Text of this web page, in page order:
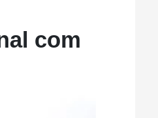
com